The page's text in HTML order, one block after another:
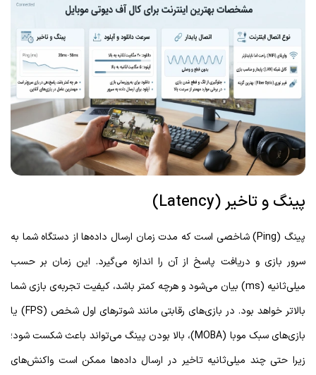
پینگ و تاخیر (Latency)
پینگ (Ping) شاخصی است که مدت زمان ارسال داده‌ها از دستگاه شما به
سرور بازی و دریافت پاسخ از آن را اندازه می‌گیرد. این زمان بر حسب
میلی‌ثانیه (ms) بیان می‌شود و هرچه کمتر باشد، کیفیت تجربه‌ی بازی شما
بالاتر خواهد بود. در بازی‌های رقابتی مانند شوترهای اول شخص (FPS) یا
بازی‌های سبک موبا (MOBA)، بالا بودن پینگ می‌تواند باعث شکست شود؛
زیرا حتی چند میلی‌ثانیه تاخیر در ارسال داده‌ها ممکن است واکنش‌های